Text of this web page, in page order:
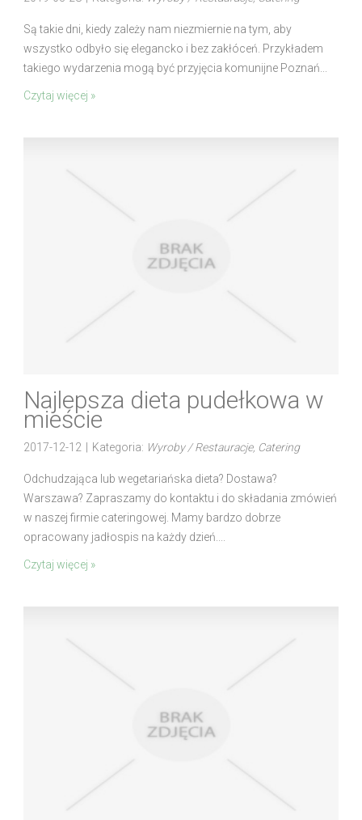
Są takie dni, kiedy zależy nam niezmiernie na tym, aby
wszystko odbyło się elegancko i bez zakłóceń. Przykładem
takiego wydarzenia mogą być przyjęcia komunijne Poznań...
Czytaj więcej »
Najlepsza dieta pudełkowa w
mieście
2017-12-12 | Kategoria: Wyroby / Restauracje, Catering
Odchudzająca lub wegetariańska dieta? Dostawa?
Warszawa? Zapraszamy do kontaktu i do składania zmówień
w naszej firmie cateringowej. Mamy bardzo dobrze
opracowany jadłospis na każdy dzień....
Czytaj więcej »